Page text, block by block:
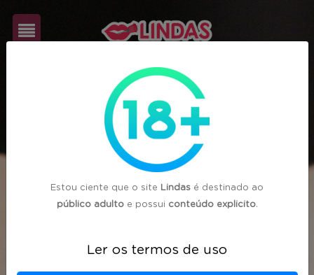
Estou ciente que o site Lindas é destinado ao
público adultoe possui conteúdo explicito.
Ler os termos de uso